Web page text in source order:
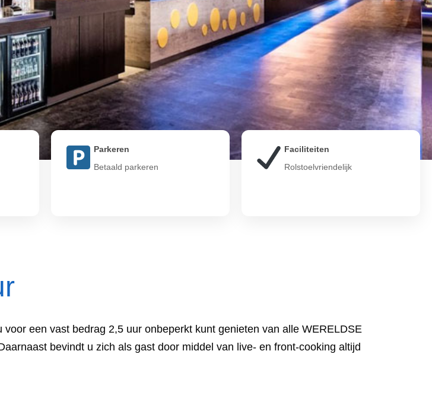
Parkeren
Betaald parkeren
Faciliteiten
Rolstoelvriendelijk
een vast bedrag 2,5 uur onbeperkt kunt genieten van alle WERELDSE
bevindt u zich als gast door middel van live- en front-cooking altijd